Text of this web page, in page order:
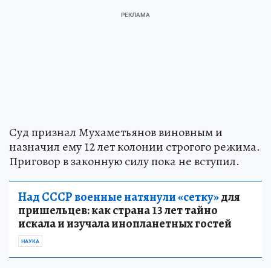
Суд признал Мухаметьянов виновным и
назначил ему 12 лет колонии строгого режима.
Приговор в законную силу пока не вступил.
Над СССР военные натянули «сетку»для
пришельцев: как страна 13 лет тайно
искала и изучала инопланетных гостей
НАУКА